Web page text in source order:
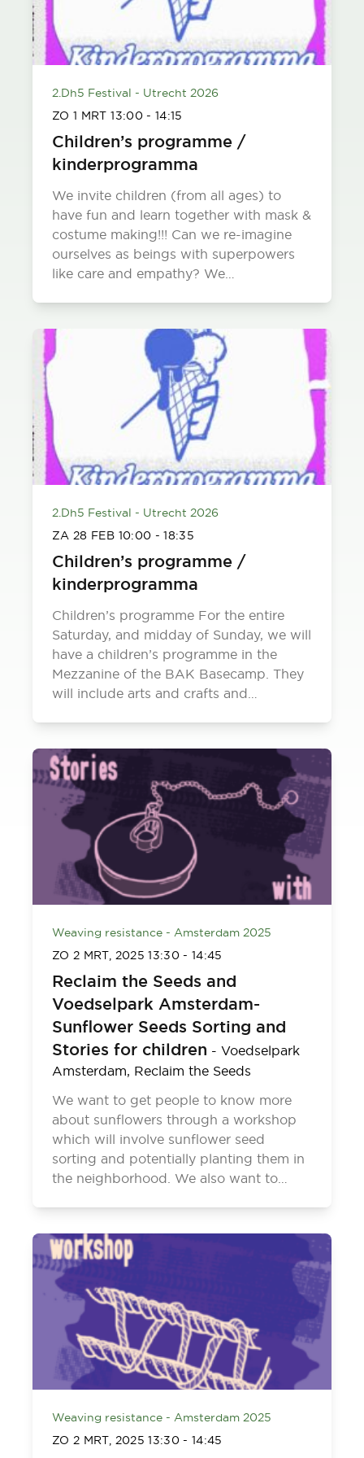
2.Dh5 Festival - Utrecht 2026
ZO 1 MRT13:00- 14:15
Children’s programme /
kinderprogramma
We invite children (from all ages) to
have fun and learn together with mask &
costume making!!! Can we re-imagine
ourselves as beings with superpowers
like care and empathy? We…
2.Dh5 Festival - Utrecht 2026
ZA 28 FEB 10:00 - 18:35
Children’s programme /
kinderprogramma
Children’s programme For the entire
Saturday, and midday of Sunday, we will
have a children’s programme in the
Mezzanine of the BAK Basecamp. They
will include arts and crafts and…
Weaving resistance - Amsterdam 2025
ZO 2 MRT, 202513:30- 14:45
Reclaim the Seeds and
Voedselpark Amsterdam-
Sunflower Seeds Sorting and
Stories for children - Voedselpark
Amsterdam, Reclaim the Seeds
We want to get people to know more
about sunflowers through a workshop
which will involve sunflower seed
sorting and potentially planting them in
the neighborhood. We also want to…
Weaving resistance - Amsterdam 2025
ZO 2 MRT, 202513:30- 14:45